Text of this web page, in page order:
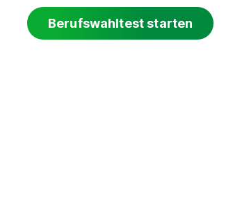
Berufswahltest starten